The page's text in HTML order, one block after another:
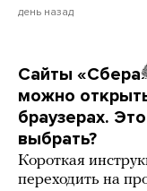
день назад
Сайты
можно
браузерах.
выбрать?
Короткая
переходить на